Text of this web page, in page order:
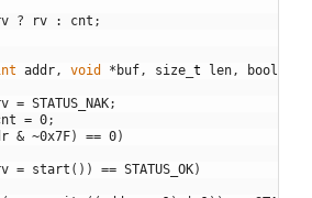
? rv : cnt ;
addr , void * buf , size t len , bool
= STATUS_NAK;
= 0;
& ~0x7F) == 0)
= start ( ) ) == STATUS_OK)